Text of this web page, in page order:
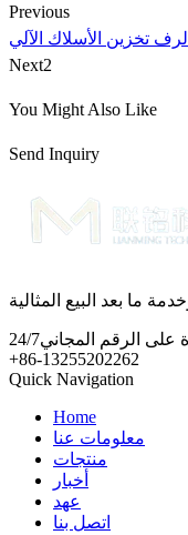
Previous
تخزين الأسلاك الآلي
Next2
You Might Also Like
Send Inquiry
24/7على الرقم المجاني
+86-13255202262
Quick Navigation
Home
معلومات عنا
منتجات
أخبار
عهد
اتصل بنا